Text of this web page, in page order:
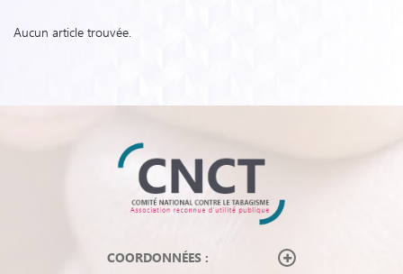
Aucun article trouvée.
COORDONNÉES :